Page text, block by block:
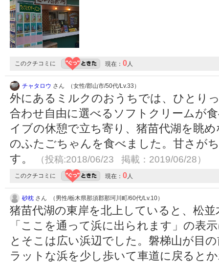
このクチコミに 現在： 0人
チャタロウ さん （女性/郡山市/50代/Lv.33）
外にあるミルクのおうちでは、ひとり
合わせ自由に選べるソフトクリームが
イブの休憩で立ち寄り、猪苗代湖を眺
のふたごちゃんを食べました。甘さが
す。
（投稿:2018/06/23 掲載：2019/06/28）
このクチコミに 現在： 0人
砂枕 さん （男性/栃木県那須郡那珂川町/60代/Lv.10）
猪苗代湖の東岸を北上していると、松
「ここを通って浜に出られます」の表
とそこは広い浜辺でした。磐梯山が目
ラットな浜を少し歩いて車道に戻ると